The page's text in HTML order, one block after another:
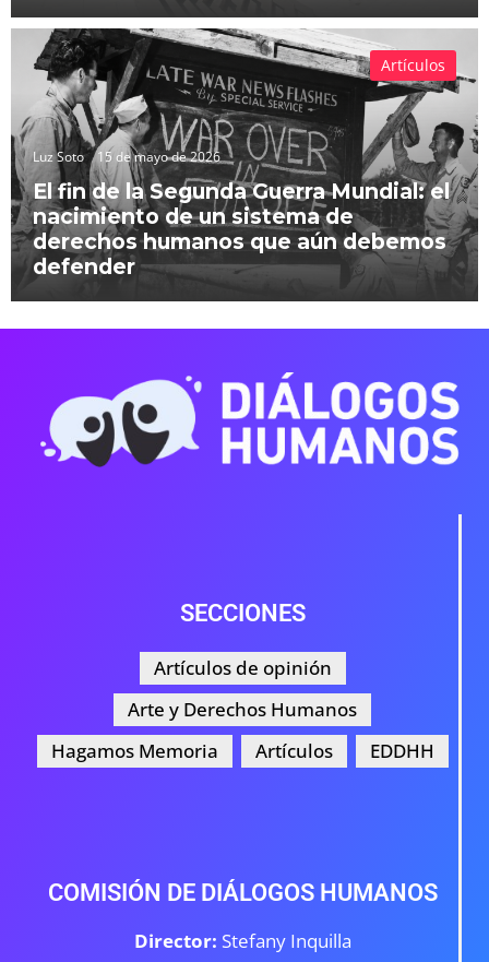
Luz Soto 15 de mayo de 2026
El fin de la Segunda Guerra Mundial: el
nacimiento de un sistema de
derechos humanos que aún debemos
defender
Artículos
SECCIONES
Artículos de opinión
Arte y Derechos Humanos
Hagamos Memoria
Artículos EDDHH
COMISIÓN DE DIÁLOGOS HUMANOS
Director: Stefany Inquilla